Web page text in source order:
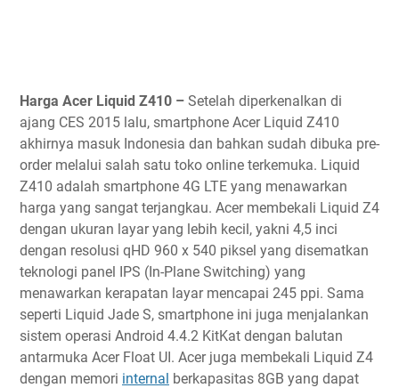
Harga Acer Liquid Z410 – Setelah diperkenalkan di
ajang CES 2015 lalu, smartphone Acer Liquid Z410
akhirnya masuk Indonesia dan bahkan sudah dibuka pre-
order melalui salah satu toko online terkemuka. Liquid
Z410 adalah smartphone 4G LTE yang menawarkan
harga yang sangat terjangkau. Acer membekali Liquid Z4
dengan ukuran layar yang lebih kecil, yakni 4,5 inci
dengan resolusi qHD 960 x 540 piksel yang disematkan
teknologi panel IPS (In-Plane Switching) yang
menawarkan kerapatan layar mencapai 245 ppi. Sama
seperti Liquid Jade S, smartphone ini juga menjalankan
sistem operasi Android 4.4.2 KitKat dengan balutan
antarmuka Acer Float UI. Acer juga membekali Liquid Z4
dengan memori internal berkapasitas 8GB yang dapat